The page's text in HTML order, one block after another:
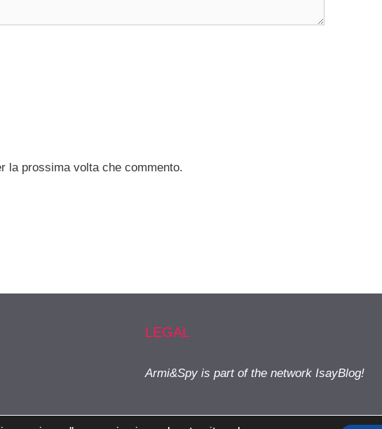
la prossima volta che commento.
LEGAL
Armi&Spy is part of the network IsayBlog!